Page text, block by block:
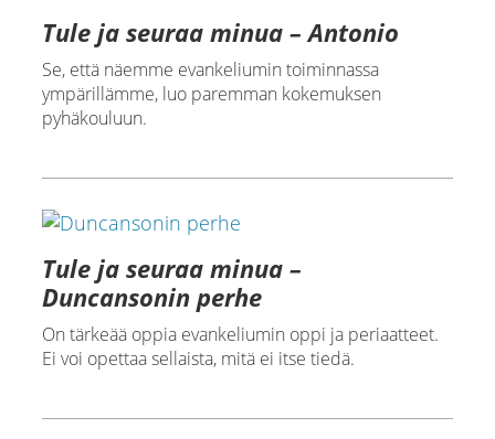
Tule ja seuraa minua – Antonio
Se, että näemme evankeliumin toiminnassa
ympärillämme, luo paremman kokemuksen
pyhäkouluun.
Tule ja seuraa minua –
Duncansonin perhe
On tärkeää oppia evankeliumin oppi ja periaatteet.
Ei voi opettaa sellaista, mitä ei itse tiedä.